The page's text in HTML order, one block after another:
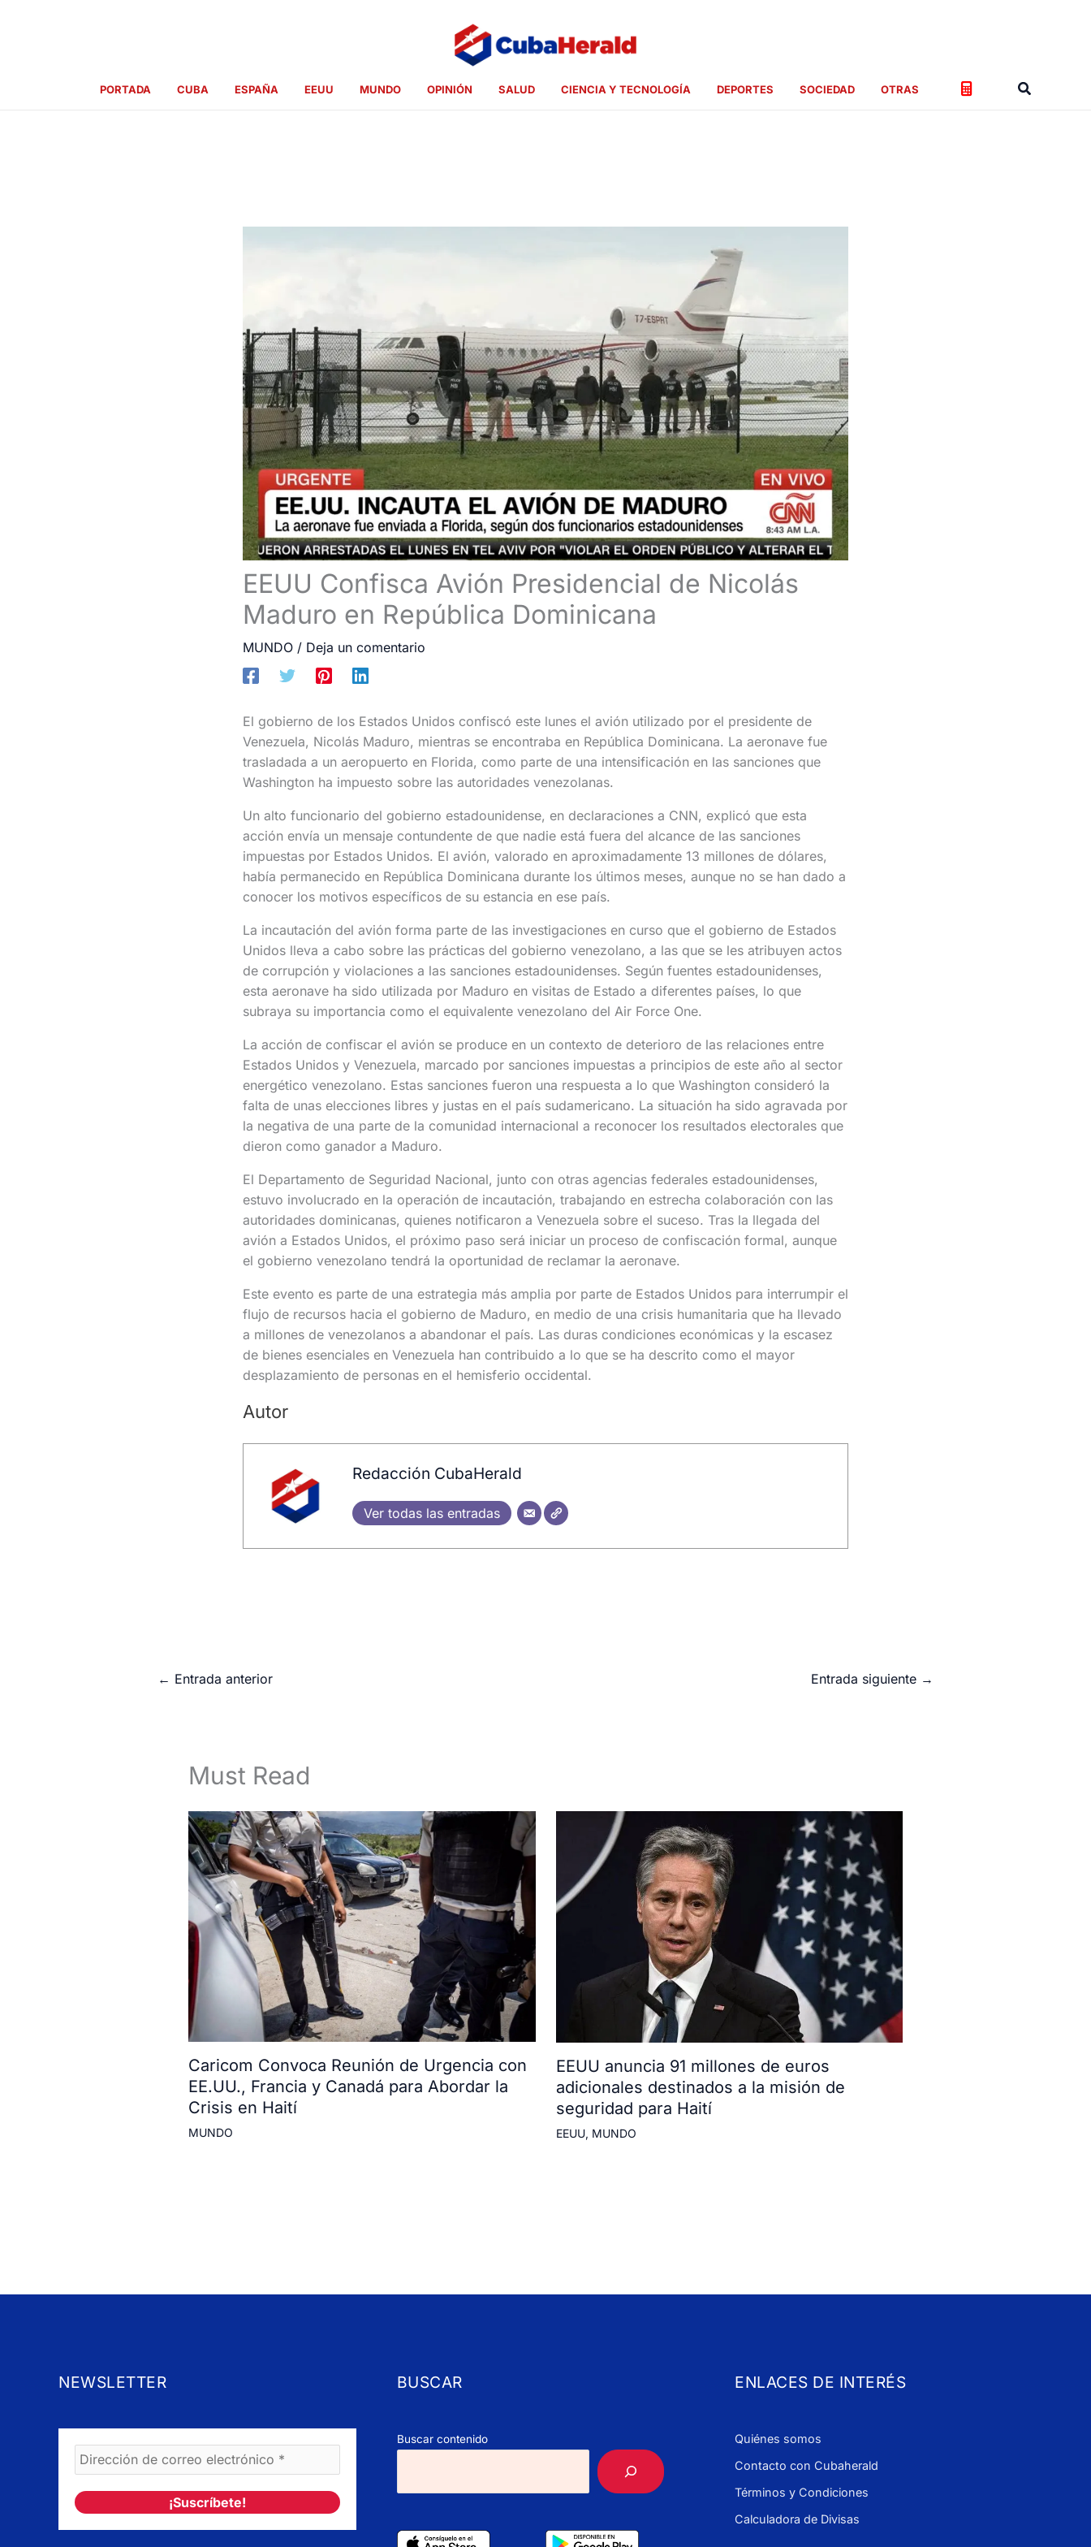
PORTADA CUBA ESPAÑA EEUU MUNDO OPINIÓN SALUD CIENCIA Y TECNOLOGÍA DEPORTES SOCIEDAD OTRAS Buscar
EEUU Confisca Avión Presidencial de Nicolás
Maduro en República Dominicana
MUNDO/ Deja un comentario
El gobierno de los Estados Unidos confiscó este lunes el avión utilizado por el presidente de
Venezuela, Nicolás Maduro, mientras se encontraba en República Dominicana. La aeronave fue
trasladada a un aeropuerto en Florida, como parte de una intensificación en las sanciones que
Washington ha impuesto sobre las autoridades venezolanas.
Un alto funcionario del gobierno estadounidense, en declaraciones a CNN, explicó que esta
acción envía un mensaje contundente de que nadie está fuera del alcance de las sanciones
impuestas por Estados Unidos. El avión, valorado en aproximadamente 13 millones de dólares,
había permanecido en República Dominicana durante los últimos meses, aunque no se han dado a
conocer los motivos específicos de su estancia en ese país.
La incautación del avión forma parte de las investigaciones en curso que el gobierno de Estados
Unidos lleva a cabo sobre las prácticas del gobierno venezolano, a las que se les atribuyen actos
de corrupción y violaciones a las sanciones estadounidenses. Según fuentes estadounidenses,
esta aeronave ha sido utilizada por Maduro en visitas de Estado a diferentes países, lo que
subraya su importancia como el equivalente venezolano del Air Force One.
La acción de confiscar el avión se produce en un contexto de deterioro de las relaciones entre
Estados Unidos y Venezuela, marcado por sanciones impuestas a principios de este año al sector
energético venezolano. Estas sanciones fueron una respuesta a lo que Washington consideró la
falta de unas elecciones libres y justas en el país sudamericano. La situación ha sido agravada por
la negativa de una parte de la comunidad internacional a reconocer los resultados electorales que
dieron como ganador a Maduro.
El Departamento de Seguridad Nacional, junto con otras agencias federales estadounidenses,
estuvo involucrado en la operación de incautación, trabajando en estrecha colaboración con las
autoridades dominicanas, quienes notificaron a Venezuela sobre el suceso. Tras la llegada del
avión a Estados Unidos, el próximo paso será iniciar un proceso de confiscación formal, aunque
el gobierno venezolano tendrá la oportunidad de reclamar la aeronave.
Este evento es parte de una estrategia más amplia por parte de Estados Unidos para interrumpir el
flujo de recursos hacia el gobierno de Maduro, en medio de una crisis humanitaria que ha llevado
a millones de venezolanos a abandonar el país. Las duras condiciones económicas y la escasez
de bienes esenciales en Venezuela han contribuido a lo que se ha descrito como el mayor
desplazamiento de personas en el hemisferio occidental.
Autor
Redacción CubaHerald
Ver todas las entradas
← Entrada anterior Entrada siguiente →
Must Read
Caricom Convoca Reunión de Urgencia con
EE.UU., Francia y Canadá para Abordar la
Crisis en Haití
MUNDO
EEUU anuncia 91 millones de euros
adicionales destinados a la misión de
seguridad para Haití
EEUU, MUNDO
NEWSLETTER BUSCAR
Buscar contenido
ENLACES DE INTERÉS
Quiénes somos
Contacto con Cubaherald
Términos y Condiciones
Calculadora de Divisas